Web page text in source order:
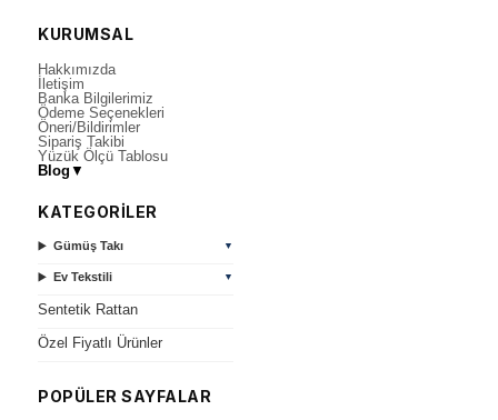
KURUMSAL
Hakkımızda
İletişim
Banka Bilgilerimiz
Ödeme Seçenekleri
Öneri/Bildirimler
Sipariş Takibi
Yüzük Ölçü Tablosu
Blog ▼
KATEGORİLER
Gümüş Takı ▼
Ev Tekstili ▼
Sentetik Rattan
Özel Fiyatlı Ürünler
POPÜLER SAYFALAR